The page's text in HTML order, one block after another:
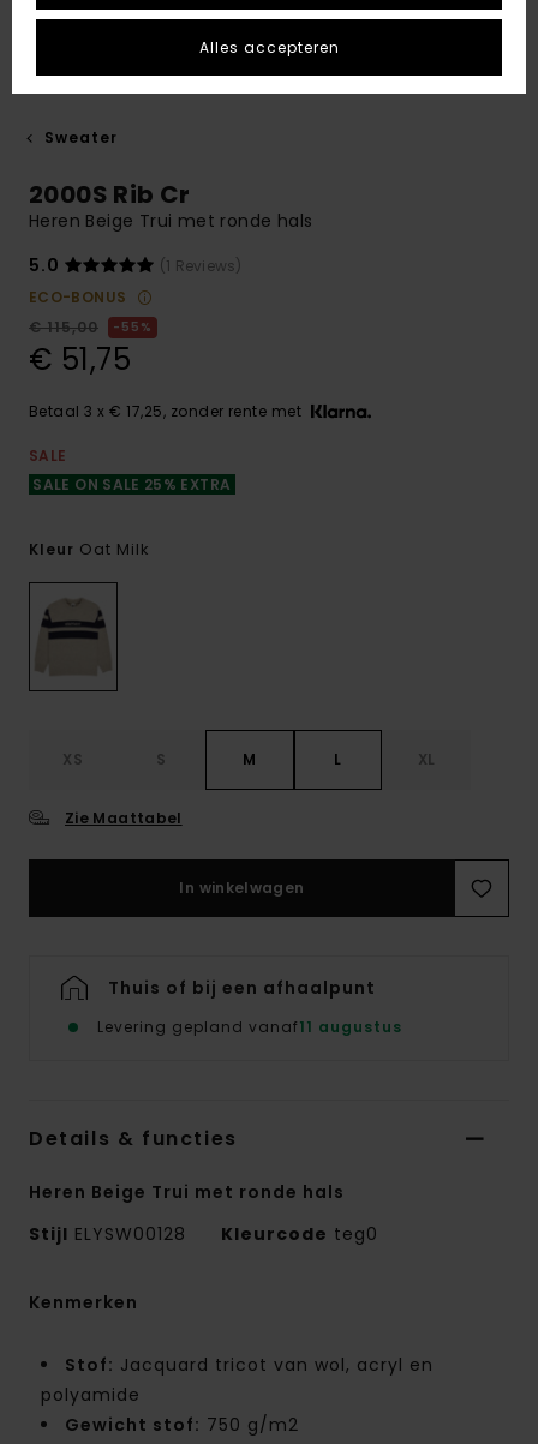
Sweater
2000S Rib Cr
Heren Beige Trui met ronde hals
5.0
(1 Reviews)
ECO-BONUS
€ 115,00
55%
€ 51,75
Betaal 3 x € 17,25, zonder rente met
SALE
SALE ON SALE 25% EXTRA
Kleur Oat Milk
XS S M L XL
Zie Maattabel
In winkelwagen
Thuis of bij een afhaalpunt
Levering gepland vanaf11 augustus
Details & functies
Heren Beige Trui met ronde hals
Stijl ELYSW00128 Kleurcode teg0
Kenmerken
Stof: Jacquard tricot van wol, acryl en
polyamide
Gewicht stof: 750 g/m2
Alles accepteren